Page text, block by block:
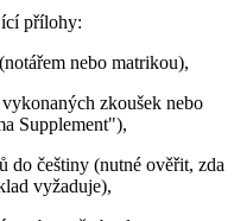
přílohy:
nebo matrikou),
zkoušek nebo
Supplement"),
do češtiny (nutné ověřit, zda
vyžaduje),